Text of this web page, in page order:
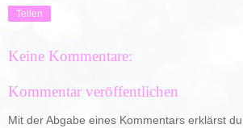
Teilen
Keine Kommentare:
Kommentar veröffentlichen
Mit der Abgabe eines Kommentars erklärst